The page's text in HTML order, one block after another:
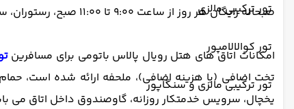
تور ترکیبی مالزی
تور کوالالامپور
تور ترکیبی مالزی و سنگاپور
صبحانه رایگان هر روز از ساعت 9:00 تا 11:00 صبح، رستوران، سالن بار، سرویس اتاق، خنک کننده آب، اقامت کودکان رایگان، کارکنان چند زبانه (انگلیسی، گرجی، روسی و ترکی) می باشد.
امکانات اتاق های هتل رویال پالاس باتومی برای مسافرین
تخت اضافی (با هزینه اضافی)، ملحفه ارائه شده است،
یخچال، سرویس خدمتکار روزانه، گاوصندوق داخل اتاق می